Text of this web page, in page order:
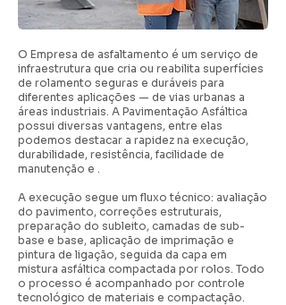
O Empresa de asfaltamento é um serviço de
infraestrutura que cria ou reabilita superfícies
de rolamento seguras e duráveis para
diferentes aplicações — de vias urbanas a
áreas industriais. A Pavimentação Asfáltica
possui diversas vantagens, entre elas
podemos destacar a rapidez na execução,
durabilidade, resistência, facilidade de
manutenção e .
A execução segue um fluxo técnico: avaliação
do pavimento, correções estruturais,
preparação do subleito, camadas de sub-
base e base, aplicação de imprimação e
pintura de ligação, seguida da capa em
mistura asfáltica compactada por rolos. Todo
o processo é acompanhado por controle
tecnológico de materiais e compactação.